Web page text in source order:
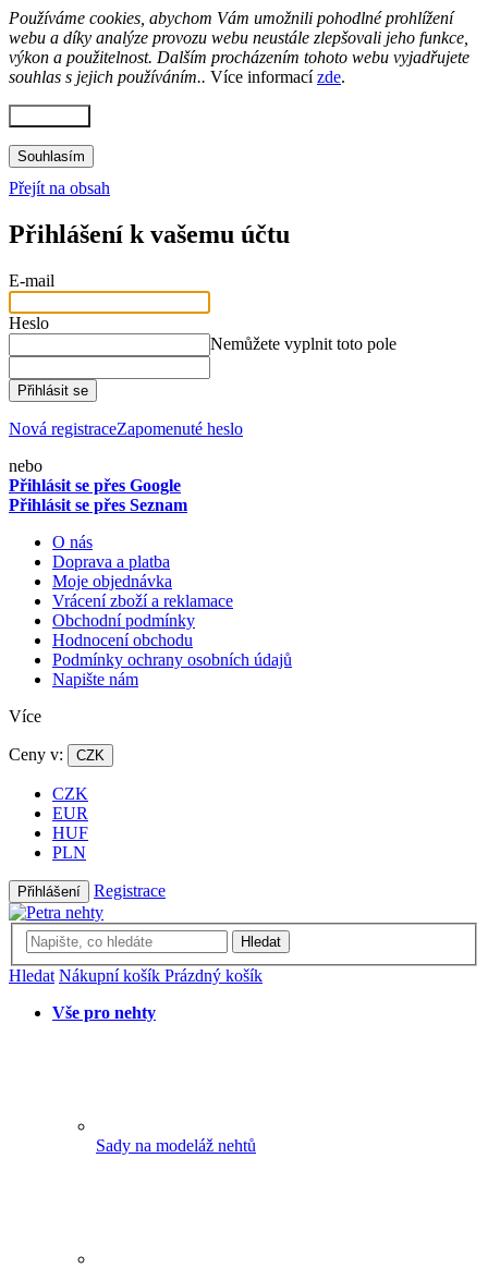
Používáme cookies, abychom Vám umožnili pohodlné prohlížení
webu a díky analýze provozu webu neustále zlepšovali jeho funkce,
výkon a použitelnost. Dalším procházením tohoto webu vyjadřujete
souhlas s jejich používáním.. Více informacízde.
Souhlasím
Přejít na obsah
Přihlášení k vašemu účtu
E-mail
Heslo
Nemůžete vyplnit toto pole
Přihlásit se
Nová registraceZapomenuté heslo
nebo
Přihlásit se přes Google
Přihlásit se přes Seznam
O nás
Doprava a platba
Moje objednávka
Vrácení zboží a reklamace
Obchodní podmínky
Hodnocení obchodu
Podmínky ochrany osobních údajů
Napište nám
Více
Ceny v: CZK
CZK
EUR
HUF
PLN
Přihlášení Registrace
Hledat
Hledat Nákupní košík Prázdný košík
Vše pro nehty
Sady na modeláž nehtů